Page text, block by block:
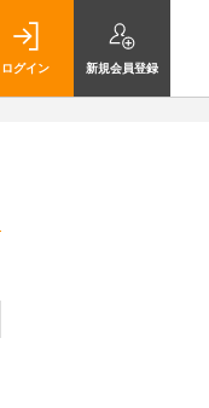
ログイン 新規会員登録